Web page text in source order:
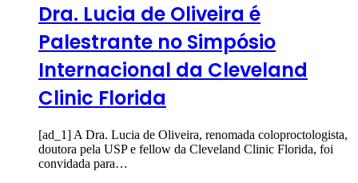
Dra. Lucia de Oliveira é
Palestrante no Simpósio
Internacional da Cleveland
Clinic Florida
[ad_1] A Dra. Lucia de Oliveira, renomada coloproctologista,
doutora pela USP e fellow da Cleveland Clinic Florida, foi
convidada para…